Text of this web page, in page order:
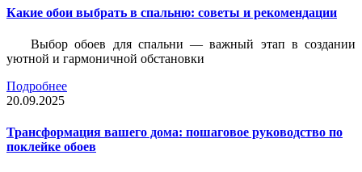
Какие обои выбрать в спальню: советы и рекомендации
Выбор обоев для спальни — важный этап в создании
уютной и гармоничной обстановки
Подробнее
20.09.2025
Трансформация вашего дома: пошаговое руководство по
поклейке обоев